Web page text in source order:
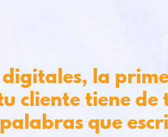
digitales, la
cliente tiene de
que